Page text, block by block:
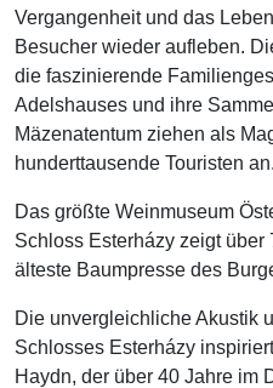
Vergangenheit und das
Besucher wieder aufleben.
die faszinierende
Adelshauses und ihre
Mäzenatentum ziehen als
hunderttausende Touristen an.
Das größte Weinmuseum
Schloss Esterházy zeigt
älteste Baumpresse des
Die unvergleichliche Akustik
Schlosses Esterházy
Haydn, der über 40 Jahre im